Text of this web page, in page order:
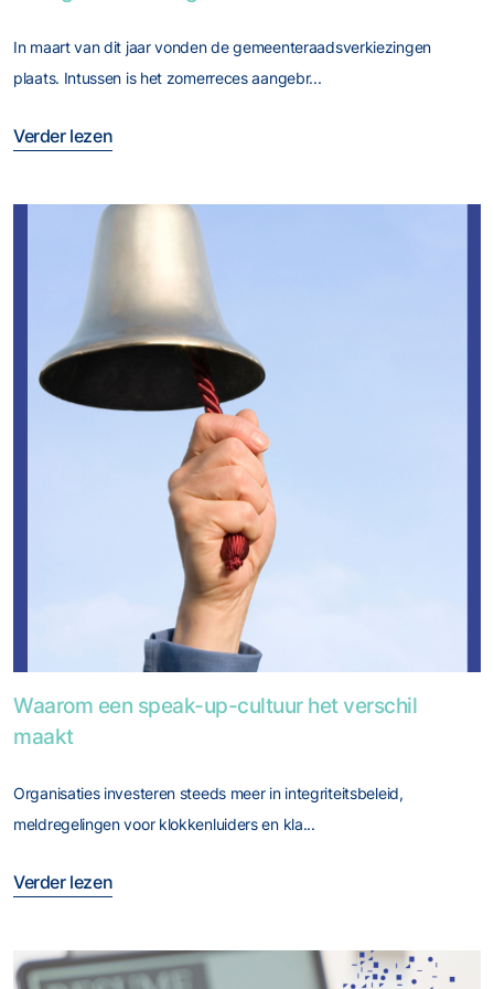
In maart van dit jaar vonden de gemeenteraadsverkiezingen
plaats. Intussen is het zomerreces aangebr...
Verder lezen
Waarom een speak-up-cultuur het verschil
maakt
Organisaties investeren steeds meer in integriteitsbeleid,
meldregelingen voor klokkenluiders en kla...
Verder lezen